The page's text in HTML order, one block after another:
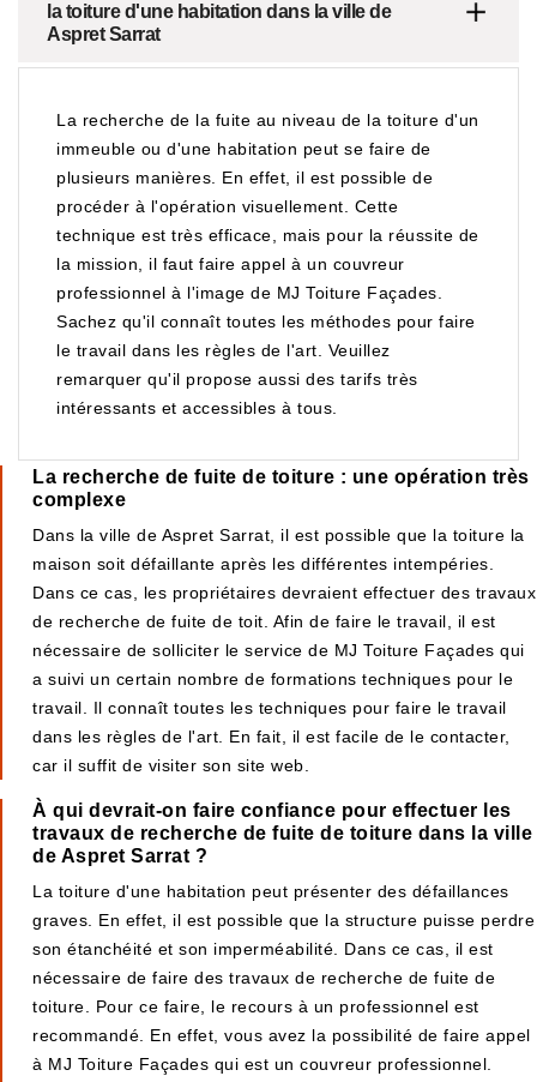
la toiture d'une habitation dans la ville de
Aspret Sarrat
La recherche de la fuite au niveau de la toiture d'un
immeuble ou d'une habitation peut se faire de
plusieurs manières. En effet, il est possible de
procéder à l'opération visuellement. Cette
technique est très efficace, mais pour la réussite de
la mission, il faut faire appel à un couvreur
professionnel à l'image de MJ Toiture Façades.
Sachez qu'il connaît toutes les méthodes pour faire
le travail dans les règles de l'art. Veuillez
remarquer qu'il propose aussi des tarifs très
intéressants et accessibles à tous.
La recherche de fuite de toiture : une opération très
complexe
Dans la ville de Aspret Sarrat, il est possible que la toiture la
maison soit défaillante après les différentes intempéries.
Dans ce cas, les propriétaires devraient effectuer des travaux
de recherche de fuite de toit. Afin de faire le travail, il est
nécessaire de solliciter le service de MJ Toiture Façades qui
a suivi un certain nombre de formations techniques pour le
travail. Il connaît toutes les techniques pour faire le travail
dans les règles de l'art. En fait, il est facile de le contacter,
car il suffit de visiter son site web.
À qui devrait-on faire confiance pour effectuer les
travaux de recherche de fuite de toiture dans la ville
de Aspret Sarrat ?
La toiture d'une habitation peut présenter des défaillances
graves. En effet, il est possible que la structure puisse perdre
son étanchéité et son imperméabilité. Dans ce cas, il est
nécessaire de faire des travaux de recherche de fuite de
toiture. Pour ce faire, le recours à un professionnel est
recommandé. En effet, vous avez la possibilité de faire appel
à MJ Toiture Façades qui est un couvreur professionnel.